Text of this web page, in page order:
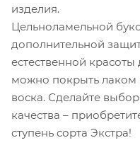
изделия.
Цельноламельной
дополнительной
естественной
можно покрыть лаком
воска. Сделайте
качества –
ступень сорта Экстра!